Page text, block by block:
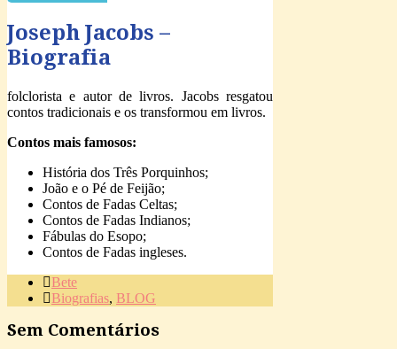
Joseph Jacobs –
Biografia
folclorista e autor de livros. Jacobs resgatou
contos tradicionais e os transformou em livros.
Contos mais famosos:
História dos Três Porquinhos;
João e o Pé de Feijão;
Contos de Fadas Celtas;
Contos de Fadas Indianos;
Fábulas do Esopo;
Contos de Fadas ingleses.
Bete
Biografias, BLOG
Sem Comentários